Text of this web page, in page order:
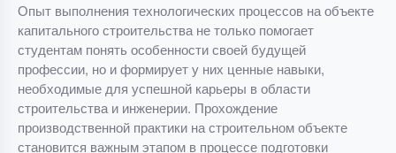
Опыт выполнения технологических процессов на объекте
капитального строительства не только помогает
студентам понять особенности своей будущей
профессии, но и формирует у них ценные навыки,
необходимые для успешной карьеры в области
строительства и инженерии. Прохождение
производственной практики на строительном объекте
становится важным этапом в процессе подготовки